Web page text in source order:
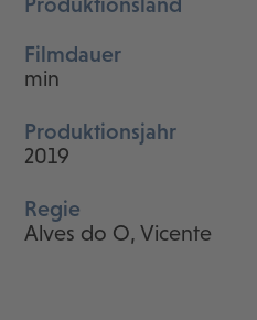
Filmdauer
min
Produktionsjahr
2019
Regie
Alves do O, Vicente